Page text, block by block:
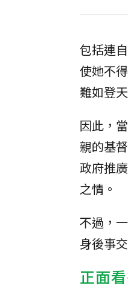
包括連
使她不
難如登
因此，
親的基
政府推
之情。
不過，
身後事
正面